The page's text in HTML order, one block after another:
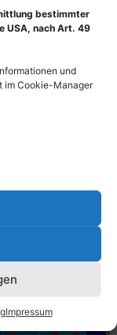
bestimmter
USA, nach Art. 49
und
im Cookie-Manager
Impressum
135,00€
3829
wählen